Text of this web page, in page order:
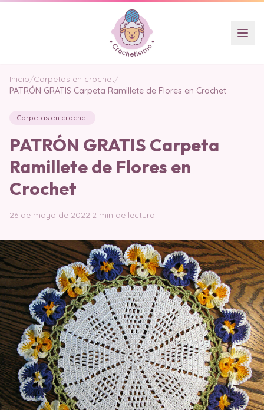
Inicio/Carpetas en crochet/
PATRÓN GRATIS Carpeta Ramillete de Flores en Crochet
Carpetas en crochet
PATRÓN GRATIS Carpeta
Ramillete de Flores en
Crochet
26 de mayo de 2022·2 min de lectura